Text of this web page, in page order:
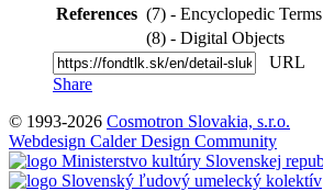
References (7) - Encyclopedic Terms
(8) - Digital Objects
URL
Share
© 1993-2026 Cosmotron Slovakia, s.r.o.
Webdesign Calder Design Community